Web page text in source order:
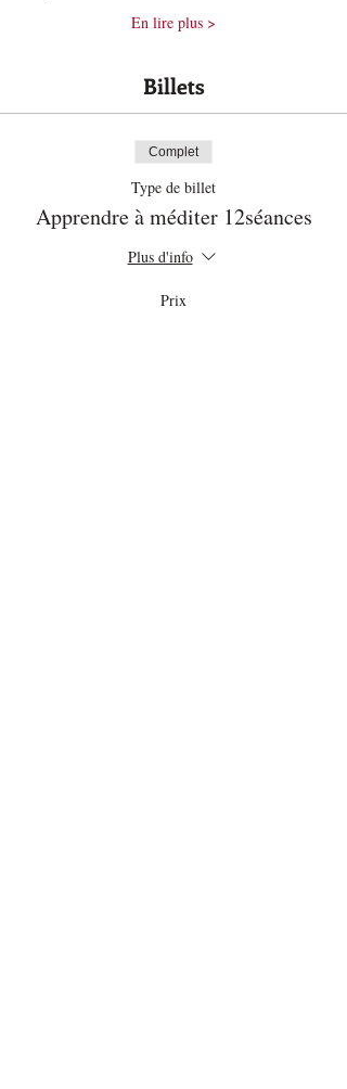
En lire plus >
Billets
Complet
Type de billet
Apprendre à méditer 12séances
Plus d'info
Prix